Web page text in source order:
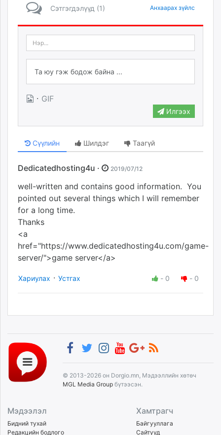
Сэтгэгдэлүүд (1) Анхаарах зүйлс
· GIF
Илгээх
Сүүлийн Шилдэг Таагүй
Dedicatedhosting4u · 2019/07/12
well-written and contains good information. You
pointed out several things which I will remember
for a long time.
Thanks
<a
href="https://www.dedicatedhosting4u.com/game-
server/">game server</a>
Хариулах · Устгах - 0 - 0
© 2013-2026 он Dorgio.mn, Мэдээллийн хөтөч
MGL Media Group бүтээсэн.
Мэдээлэл
Бидний тухай
Редакцийн бодлого
Хамтрагч
Байгууллага
Сайтууд